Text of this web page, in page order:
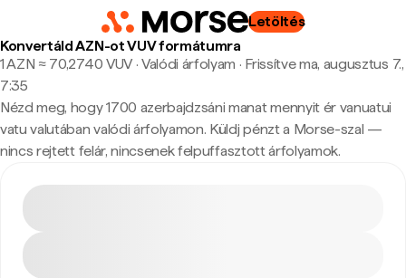
Letöltés
Konvertáld AZN-ot VUV formátumra
1 AZN ≈ 70,2740 VUV · Valódi árfolyam · Frissítve ma, augusztus 7.,
7:35
Nézd meg, hogy 1700 azerbajdzsáni manat mennyit ér vanuatui
vatu valutában valódi árfolyamon. Küldj pénzt a Morse-szal —
nincs rejtett felár, nincsenek felpuffasztott árfolyamok.